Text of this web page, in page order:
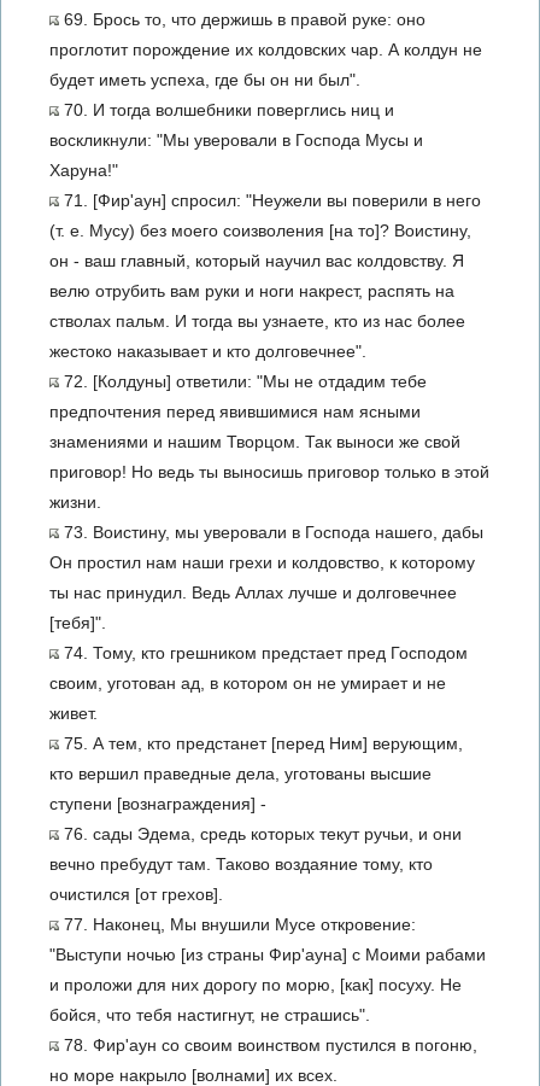
69. Брось то, что держишь в правой руке: оно
проглотит порождение их колдовских чар. А колдун не
будет иметь успеха, где бы он ни был".
70. И тогда волшебники поверглись ниц и
воскликнули: "Мы уверовали в Господа Мусы и
Харуна!"
71. [Фир'аун] спросил: "Неужели вы поверили в него
(т. е. Мусу) без моего соизволения [на то]? Воистину,
он - ваш главный, который научил вас колдовству. Я
велю отрубить вам руки и ноги накрест, распять на
стволах пальм. И тогда вы узнаете, кто из нас более
жестоко наказывает и кто долговечнее".
72. [Колдуны] ответили: "Мы не отдадим тебе
предпочтения перед явившимися нам ясными
знамениями и нашим Творцом. Так выноси же свой
приговор! Но ведь ты выносишь приговор только в этой
жизни.
73. Воистину, мы уверовали в Господа нашего, дабы
Он простил нам наши грехи и колдовство, к которому
ты нас принудил. Ведь Аллах лучше и долговечнее
[тебя]".
74. Тому, кто грешником предстает пред Господом
своим, уготован ад, в котором он не умирает и не
живет.
75. А тем, кто предстанет [перед Ним] верующим,
кто вершил праведные дела, уготованы высшие
ступени [вознаграждения] -
76. сады Эдема, средь которых текут ручьи, и они
вечно пребудут там. Таково воздаяние тому, кто
очистился [от грехов].
77. Наконец, Мы внушили Мусе откровение:
"Выступи ночью [из страны Фир'ауна] с Моими рабами
и проложи для них дорогу по морю, [как] посуху. Не
бойся, что тебя настигнут, не страшись".
78. Фир'аун со своим воинством пустился в погоню,
но море накрыло [волнами] их всех.